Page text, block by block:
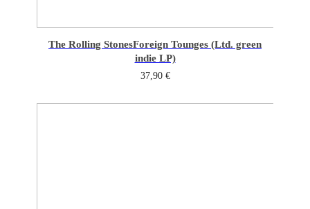
The Rolling StonesForeign Tounges (Ltd. green
indie LP)
37,90 €